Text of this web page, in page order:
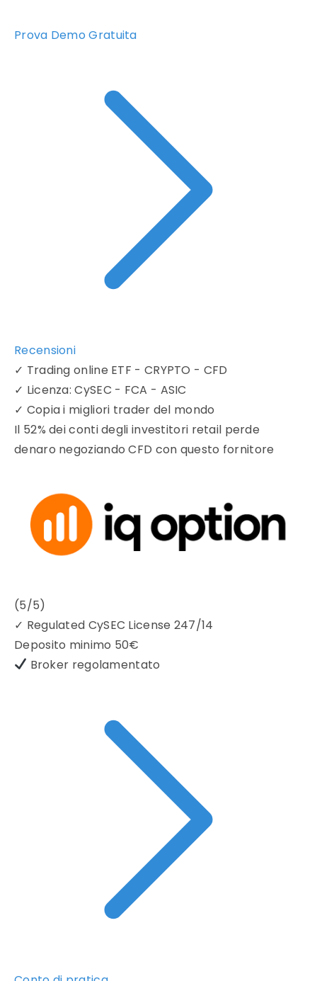
Prova Demo Gratuita
Recensioni
✓ Trading online ETF - CRYPTO - CFD
✓ Licenza: CySEC - FCA - ASIC
✓ Copia i migliori trader del mondo
Il 52% dei conti degli investitori retail perde
denaro negoziando CFD con questo fornitore
(5/5)
✓ Regulated CySEC License 247/14
Deposito minimo 50€
Broker regolamentato